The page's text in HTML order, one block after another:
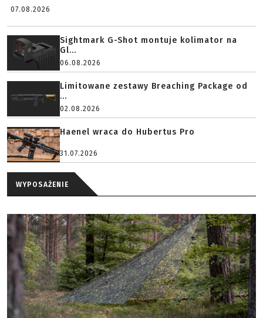
07.08.2026
Sightmark G-Shot montuje kolimator na
Gl...
06.08.2026
Limitowane zestawy Breaching Package od
...
02.08.2026
Haenel wraca do Hubertus Pro
31.07.2026
WYPOSAŻENIE